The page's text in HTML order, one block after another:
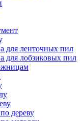
для ленточных пил
для лобзиковых пил
дереву